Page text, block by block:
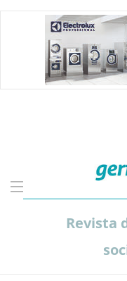
Revista